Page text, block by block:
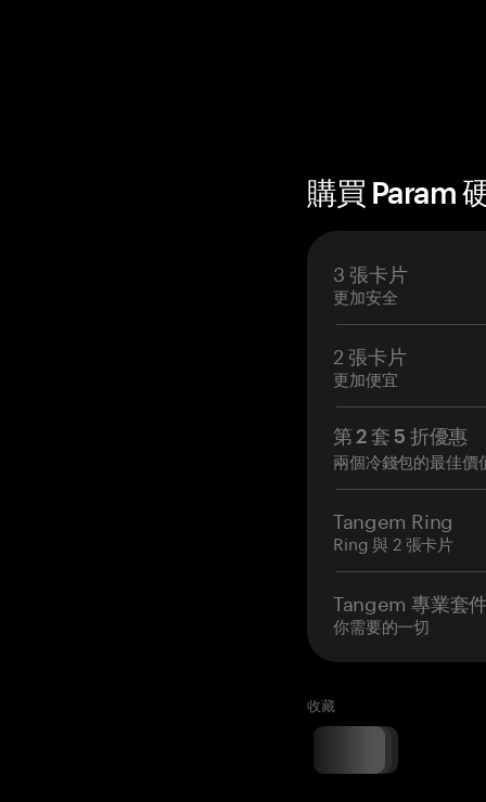
購買 Param
3 張卡片
更加安全
2 張卡片
更加便宜
第 2 套 5 折優惠
兩個冷錢包的最佳價
Tangem Ring
Ring 與 2 張卡片
Tangem 專業套
你需要的一切
收藏